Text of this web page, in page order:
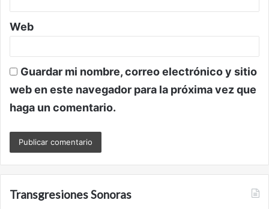
Web
Guardar mi nombre, correo electrónico y sitio
web en este navegador para la próxima vez que
haga un comentario.
Transgresiones Sonoras